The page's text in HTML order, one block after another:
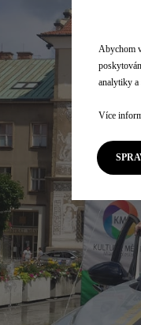
Abychom
analytiky a
Více